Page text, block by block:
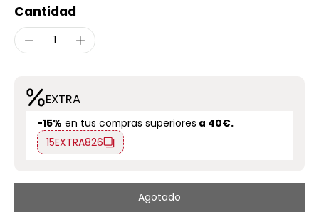
Cantidad
EXTRA
-15% en tus compras superiores a 40€.
15EXTRA826
Agotado